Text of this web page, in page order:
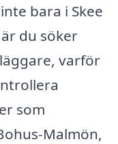
bara i Skee
du söker
varför
som
Malmön,